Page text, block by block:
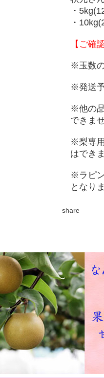
・
・
【ご確
※玉数
※発送
※他の
できま
※梨専
はでき
※ラピ
となり
share